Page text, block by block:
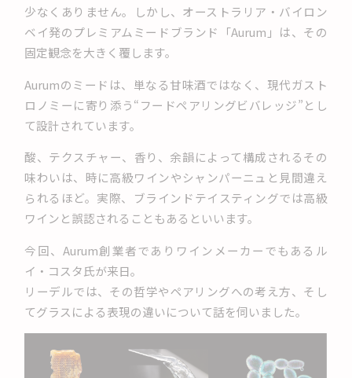
少なくありません。しかし、オーストラリア・バイロン
ベイ発のプレミアムミードブランド「Aurum」は、その
固定観念を大きく覆します。
Aurumのミードは、単なる甘味酒ではなく、現代ガスト
ロノミーに寄り添う“フードペアリングビバレッジ”とし
て設計されています。
酸、テクスチャー、香り、余韻によって構成されるその
味わいは、時に高級ワインやシャンパーニュと見間違え
られるほど。実際、ブラインドテイスティングでは高級
ワインと誤認されることもあるといいます。
今回、Aurum創業者でありワインメーカーでもあるル
イ・コスタ氏が来日。
リーデルでは、その哲学やペアリングへの考え方、そし
てグラスによる表現の違いについて話を伺いました。